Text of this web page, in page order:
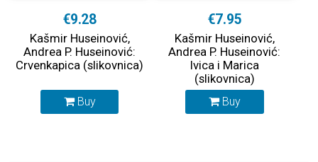
€9.28
Kašmir Huseinović,
Andrea P. Huseinović:
Crvenkapica (slikovnica)
Buy
€7.95
Kašmir Huseinović,
Andrea P. Huseinović:
Ivica i Marica
(slikovnica)
Buy